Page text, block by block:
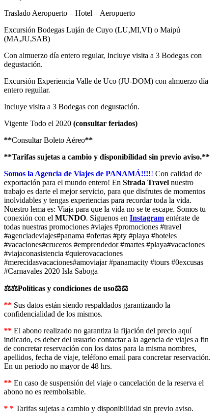
Traslado Aeropuerto – Hotel – Aeropuerto
Excursión Bodegas Luján de Cuyo (LU,MI,VI) o Maipú
(MA,JU,SAB)
Con almuerzo día entero regular, Incluye visita a 3 Bodegas con
degustación.
Excursión Experiencia Valle de Uco (JU-DOM) con almuerzo día
entero reguilar.
Incluye visita a 3 Bodegas con degustación.
Vigente Todo el 2020 (consultar feriados)
**Consultar Boleto Aéreo**
**Tarifas sujetas a cambio y disponibilidad sin previo aviso.**
Somos la Agencia de Viajes de PANAMÁ!!!!! Con calidad de
exportación para el mundo entero! En Strada Travel nuestro
trabajo es darte el mejor servicio, para que disfrutes de momentos
inolvidables y tengas experiencias para recordar toda la vida.
Nuestro lema es: Viaja para que la vida no se te escape. Somos tu
conexión con el MUNDO. Síguenos en Instagram entérate de
todas nuestras promociones #viajes #promociones #travel
#agenciadeviajes#panama #ofertas #pty #playa #hoteles
#vacaciones#cruceros #emprendedor #martes #playa#vacaciones
#viajaconasistencia #quierovacaciones
#merecidasvacaciones#amoviajar #panamacity #tours #0excusas
#Carnavales 2020 Isla Saboga
⚖️⚖️Políticas y condiciones de uso⚖️⚖️
** Sus datos están siendo respaldados garantizando la
confidencialidad de los mismos.
** El abono realizado no garantiza la fijación del precio aquí
indicado, es deber del usuario contactar a la agencia de viajes a fin
de concretar reservación con los datos para la misma nombres,
apellidos, fecha de viaje, teléfono email para concretar reservación.
En un periodo no mayor de 48 hrs.
** En caso de suspensión del viaje o cancelación de la reserva el
abono no es reembolsable.
* * Tarifas sujetas a cambio y disponibilidad sin previo aviso.